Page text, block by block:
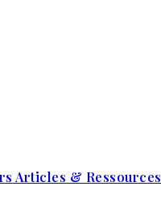
Articles & Ressources